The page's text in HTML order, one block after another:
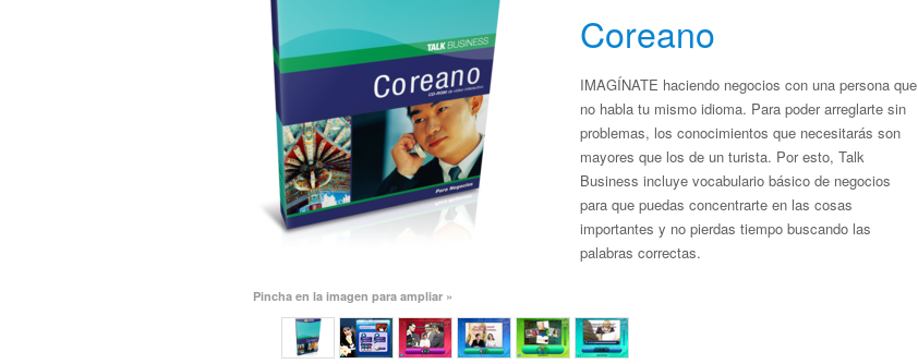
Coreano
IMAGÍNATE haciendo negocios con una persona que
no habla tu mismo idioma. Para poder arreglarte sin
problemas, los conocimientos que necesitarás son
mayores que los de un turista. Por esto, Talk
Business incluye vocabulario básico de negocios
para que puedas concentrarte en las cosas
importantes y no pierdas tiempo buscando las
palabras correctas.
Pincha en la imagen para ampliar »